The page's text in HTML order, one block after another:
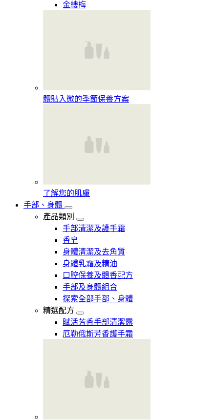
金縷梅
體貼入微的季節保養方案
了解您的肌膚
手部、身體
產品類別
手部清潔及護手霜
香皂
身體清潔及去角質
身體乳霜及精油
口腔保養及體香配方
手部及身體組合
探索全部手部、身體
精選配方
賦活芳香手部清潔露
厄勒俄斯芳香護手霜